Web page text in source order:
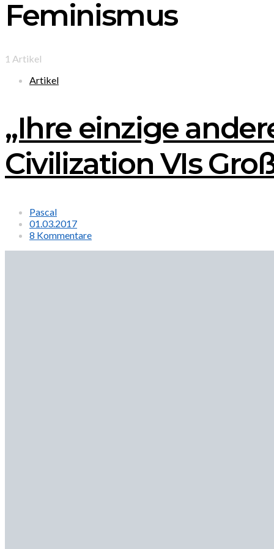
Feminismus
1 Artikel
Artikel
„Ihre einzige
Civilization VIs
Pascal
01.03.2017
8 Kommentare